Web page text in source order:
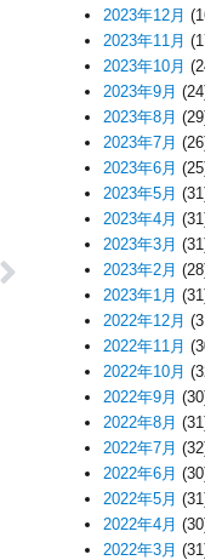
2023年12月
2023年11月
2023年10月
2023年9月
2023年8月
2023年7月
2023年6月
2023年5月
2023年4月
2023年3月
2023年2月
2023年1月
2022年12月
2022年11月
2022年10月
2022年9月
2022年8月
2022年7月
2022年6月
2022年5月
2022年4月
2022年3月